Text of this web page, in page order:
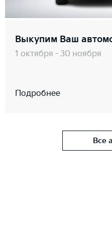
Выкупим Ваш
1 октября - 30 ноября
Подробнее
Все